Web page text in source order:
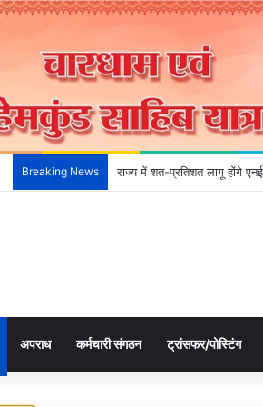
Breaking News राज्य में शत-प्रतिशत लागू होंगे
अपराध कर्मचारी संगठन ट्रांसफर/पोस्टिंग